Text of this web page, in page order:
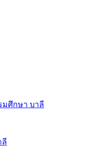
มศึกษา บาลี
ลี